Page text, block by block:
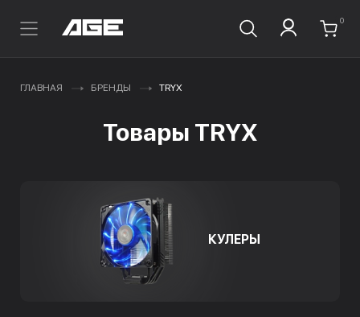
0
ГЛАВНАЯ БРЕНДЫ TRYX
Товары TRYX
КУЛЕРЫ